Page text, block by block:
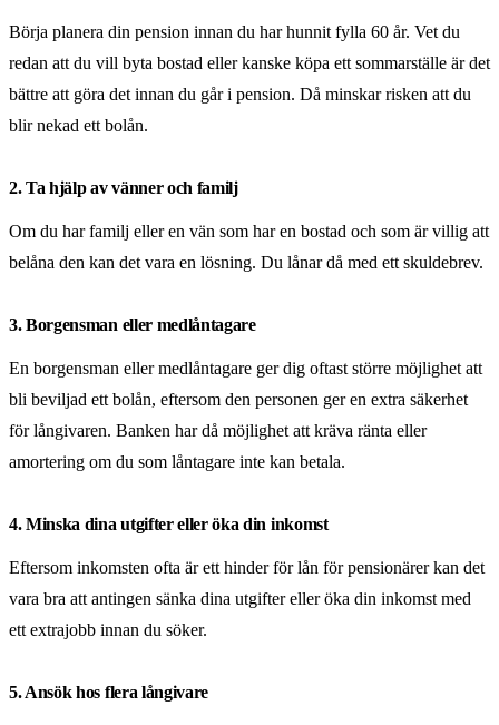
Börja planera din pension innan du har hunnit fylla 60 år. Vet du
redan att du vill byta bostad eller kanske köpa ett sommarställe är det
bättre att göra det innan du går i pension. Då minskar risken att du
blir nekad ett bolån.
2. Ta hjälp av vänner och familj
Om du har familj eller en vän som har en bostad och som är villig att
belåna den kan det vara en lösning. Du lånar då med ett skuldebrev.
3. Borgensman eller medlåntagare
En borgensman eller medlåntagare ger dig oftast större möjlighet att
bli beviljad ett bolån, eftersom den personen ger en extra säkerhet
för långivaren. Banken har då möjlighet att kräva ränta eller
amortering om du som låntagare inte kan betala.
4. Minska dina utgifter eller öka din inkomst
Eftersom inkomsten ofta är ett hinder för lån för pensionärer kan det
vara bra att antingen sänka dina utgifter eller öka din inkomst med
ett extrajobb innan du söker.
5. Ansök hos flera långivare